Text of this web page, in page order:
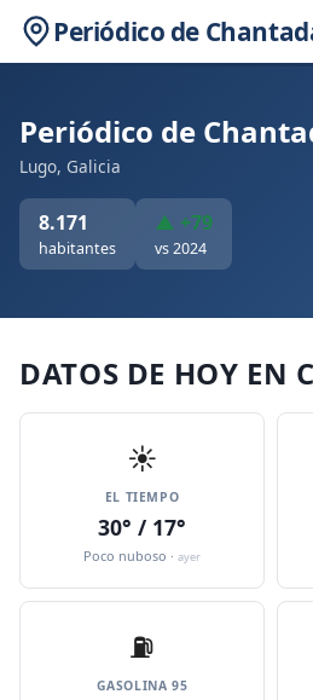
Periódico de
Periódico de
Lugo, Galicia
8.171
habitantes
▲ +79
vs 2024
DATOS DE HOY EN
☀️
EL TIEMPO
30° / 17°
Poco nuboso · ayer
⛽️
GASOLINA 95